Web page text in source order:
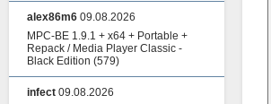
alex86m6 09.08.2026
MPC-BE 1.9.1 + x64 + Portable +
Repack / Media Player Classic -
Black Edition (579)
infect 09.08.2026